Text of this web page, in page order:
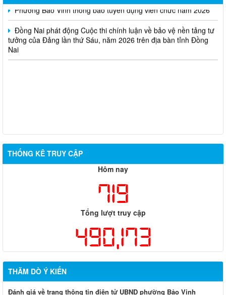
Phường Bảo Vinh thông báo tuyển dụng viên chức năm 2026
Đồng Nai phát động Cuộc thi chính luận về bảo vệ nền tảng tư
tưởng của Đảng lần thứ Sáu, năm 2026 trên địa bàn tỉnh Đồng
Nai
THỐNG KÊ TRUY CẬP
Hôm nay
719
Tổng lượt truy cập
490,173
THĂM DÒ Ý KIẾN
Đánh giá về trang thông tin điện tử UBND phường Bảo Vinh